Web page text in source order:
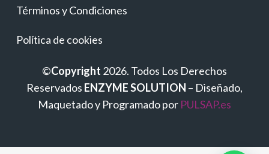
Términos y Condiciones
Política de cookies
©Copyright 2026. Todos Los Derechos
Reservados ENZYME SOLUTION – Diseñado,
Maquetado y Programado por PULSAP.es